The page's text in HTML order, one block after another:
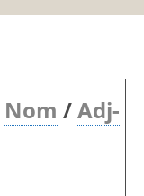
Nom /Adj-